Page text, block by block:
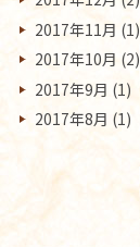
2017年11月 (1)
2017年10月 (2)
2017年9月 (1)
2017年8月 (1)